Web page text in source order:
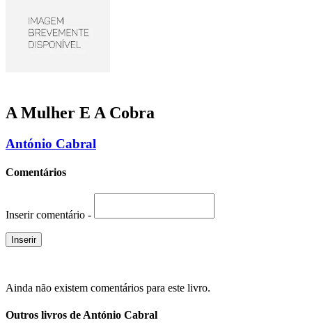
A Mulher E A Cobra
António Cabral
Comentários
Inserir comentário -
Ainda não existem comentários para este livro.
Outros livros de António Cabral